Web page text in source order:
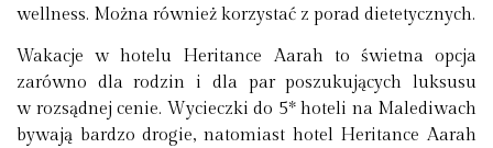
wellness. Można również korzystać z porad dietetycznych.
Wakacje w hotelu Heritance Aarah to świetna opcja
zarówno dla rodzin i dla par poszukujących luksusu
w rozsądnej cenie. Wycieczki do 5* hoteli na Malediwach
bywają bardzo drogie, natomiast hotel Heritance Aarah